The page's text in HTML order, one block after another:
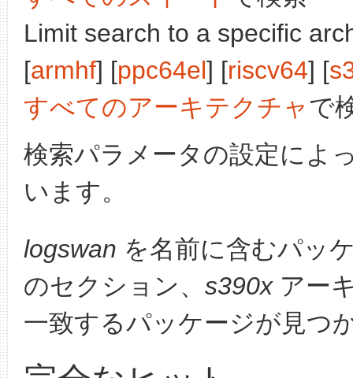
Limit search to a specific
[armhf] [ppc64el] [riscv64] [
すべてのアーキテクチャで
検索パラメータの設定によ
います。
logswan を名前に含むパッ
のセクション、 s390xアー
一致するパッケージが見つ